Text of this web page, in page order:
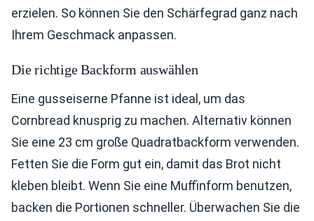
erzielen. So können Sie den Schärfegrad ganz nach
Ihrem Geschmack anpassen.
Die richtige Backform auswählen
Eine gusseiserne Pfanne ist ideal, um das
Cornbread knusprig zu machen. Alternativ können
Sie eine 23 cm große Quadratbackform verwenden.
Fetten Sie die Form gut ein, damit das Brot nicht
kleben bleibt. Wenn Sie eine Muffinform benutzen,
backen die Portionen schneller. Überwachen Sie die